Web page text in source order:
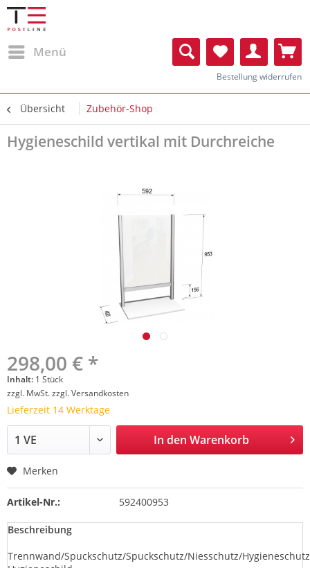
Menü
Bestellung widerrufen
Übersicht Zubehör-Shop
Hygieneschild vertikal mit Durchreiche
298,00 € *
Inhalt: 1 Stück
zzgl. MwSt.zzgl. Versandkosten
Lieferzeit 14 Werktage
In den Warenkorb
Merken
Artikel-Nr.: 592400953
Beschreibung
Trennwand/Spuckschutz/Spuckschutz/Niesschutz/Hygieneschutz